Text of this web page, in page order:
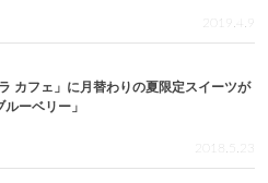
2019.4.9
カフェ」に月替わりの夏限定スイーツが
ーベリー」
2018.5.23